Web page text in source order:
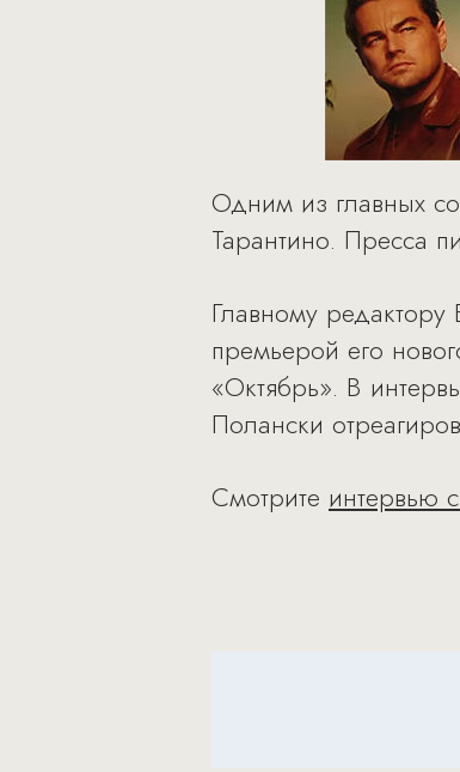
Одним из главных
Тарантино. Пресса
Главному
премьерой его
«Октябрь». В
Полански
Смотрите интервью